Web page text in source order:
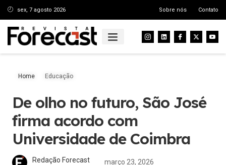
sex, 7 agosto 2026 Sobre nós Contato
Home Educação
De olho no futuro, São José
firma acordo com
Universidade de Coimbra
Redação Forecast março 23, 2026